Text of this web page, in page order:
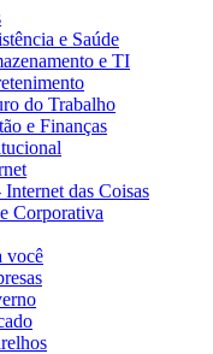
e Saúde
e TI
do Trabalho
e Finanças
das Coisas
Corporativa
você